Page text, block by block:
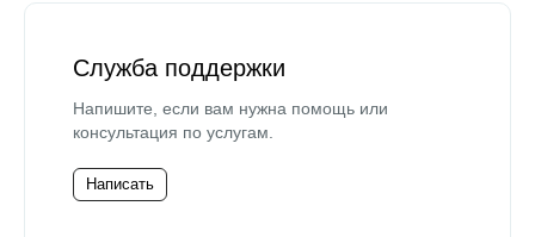
Служба поддержки
Напишите, если вам нужна помощь или
консультация по услугам.
Написать